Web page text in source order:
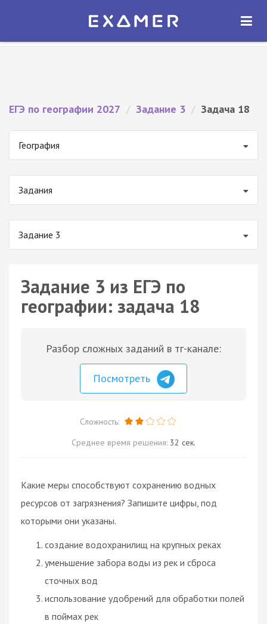
Экзамер — ЕГЭ 2027
ОТКРЫТЬ
ЕГЭ по географии 2027 / Задание 3 / Задача 18
География
Задания
Задание 3
Задание 3 из ЕГЭ по
географии: задача 18
Разбор сложных заданий в тг-канале:
Посмотреть
Сложность:
Среднее время решения: 32 сек.
Какие меры способствуют сохранению водных
ресурсов от загрязнения? Запишите цифры, под
которыми они указаны.
создание водохранилищ на крупных реках
уменьшение забора воды из рек и сброса
сточных вод
использование удобрений для обработки полей
в поймах рек